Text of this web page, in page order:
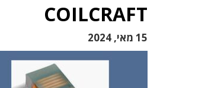
COILCRAFT
15 מאי, 2024